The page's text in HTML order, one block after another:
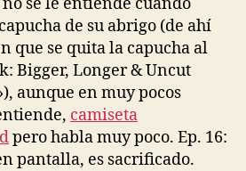
de su abrigo (de ahí
que se quita la capucha al
Bigger, Longer & Uncut
aunque en muy pocos
camiseta
pero habla muy poco. Ep. 16:
pantalla, es sacrificado.